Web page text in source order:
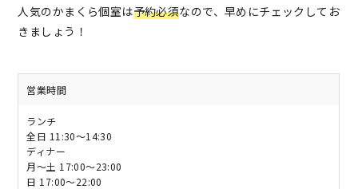
人気のかまくら個室は予約必須なので、早めにチェックしてお
きましょう！
営業時間
ランチ
全日 11:30～14:30
ディナー
月～土 17:00～23:00
日 17:00～22:00